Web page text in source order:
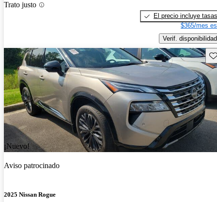
Trato justo
El precio incluye tasas
$365/mes
Verif. disponibilidad
¡Nuevo!
Aviso patrocinado
2025 Nissan Rogue